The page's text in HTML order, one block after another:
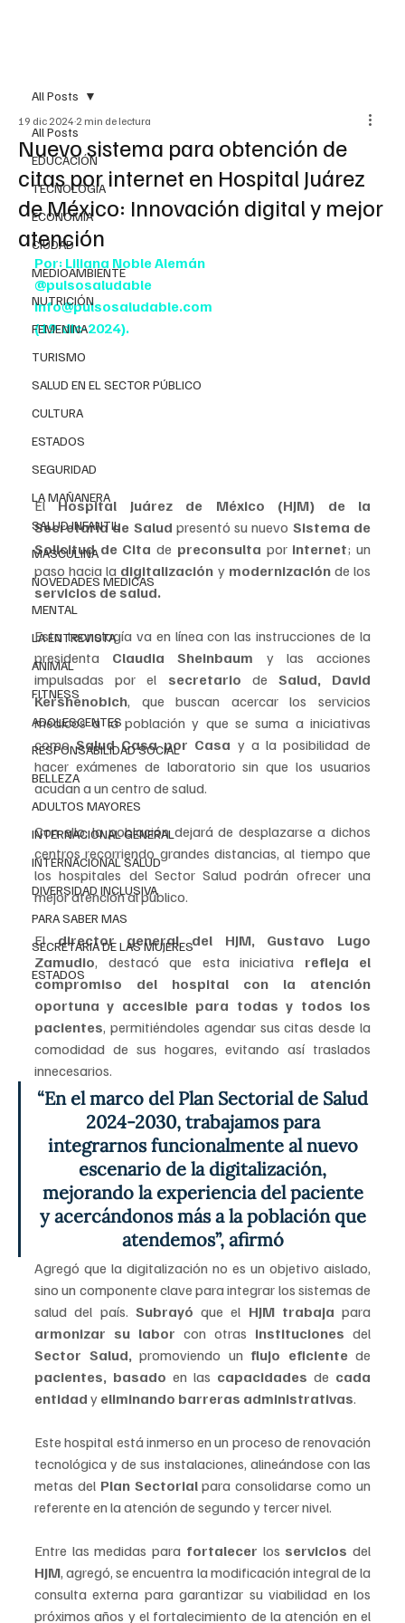
All Posts
EDUCACIÓN
TECNOLOGÍA
ECONOMÍA
CIUDAD
MEDIOAMBIENTE
NUTRICIÓN
FEMENINA
TURISMO
SALUD EN EL SECTOR PÚBLICO
CULTURA
ESTADOS
SEGURIDAD
LA MAÑANERA
SALUD INFANTIL
MASCULINA
NOVEDADES MEDICAS
MENTAL
LA ENTREVISTA
ANIMAL
FITNESS
ADOLESCENTES
RESPONSABILIDAD SOCIAL
BELLEZA
ADULTOS MAYORES
INTERNACIONAL GENERAL
INTERNACIONAL SALUD
DIVERSIDAD INCLUSIVA
PARA SABER MAS
SECRETARIA DE LAS MUJERES
ESTADOS
All Posts
Nuevo sistema para obtención de
citas por internet en Hospital Juárez
de México: Innovación digital y mejor
atención
19 dic 2024 2 min de lectura
Por: Liliana Noble Alemán
@pulsosaludable
info@pulsosaludable.com
(19-dic-2024).
El Hospital Juárez de México (HJM) de la
Secretaría de Salud presentó su nuevo Sistema de
Solicitud de Cita de preconsulta por internet; un
paso hacia la digitalización y modernización de los
servicios de salud.
Esta tecnología va en línea con las instrucciones de la
presidenta Claudia Sheinbaum y las acciones
impulsadas por el secretario de Salud, David
Kershenobich, que buscan acercar los servicios
médicos a la población y que se suma a iniciativas
como Salud Casa por Casa y a la posibilidad de
hacer exámenes de laboratorio sin que los usuarios
acudan a un centro de salud.
Con ello, la población dejará de desplazarse a dichos
centros recorriendo grandes distancias, al tiempo que
los hospitales del Sector Salud podrán ofrecer una
mejor atención al público.
El director general del HJM, Gustavo Lugo
Zamudio, destacó que esta iniciativa refleja el
compromiso del hospital con la atención
oportuna y accesible para todas y todos los
pacientes, permitiéndoles agendar sus citas desde la
comodidad de sus hogares, evitando así traslados
innecesarios.
“En el marco del Plan Sectorial de Salud
2024-2030, trabajamos para
integrarnos funcionalmente al nuevo
escenario de la digitalización,
mejorando la experiencia del paciente
y acercándonos más a la población que
atendemos”, afirmó
Agregó que la digitalización no es un objetivo aislado,
sino un componente clave para integrar los sistemas de
salud del país. Subrayó que el HJM trabaja
armonizar su labor con otras instituciones del
Sector Salud, promoviendo un flujo eficiente de
pacientes, basado en las capacidades de cada
entidad y eliminando barreras administrativas.
Este hospital está inmerso en un proceso de renovación
tecnológica y de sus instalaciones, alineándose con las
metas del Plan Sectorial para consolidarse como un
referente en la atención de segundo y tercer nivel.
Entre las medidas para fortalecer los servicios
HJM, agregó, se encuentra la modificación integral de la
consulta externa para garantizar su viabilidad en los
próximos años y el fortalecimiento de la atención en el